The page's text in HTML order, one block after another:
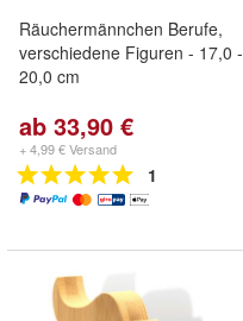
Räuchermännchen Berufe,
verschiedene Figuren - 17,0 -
20,0 cm
ab 33,90 €
+ 4,99 € Versand
1